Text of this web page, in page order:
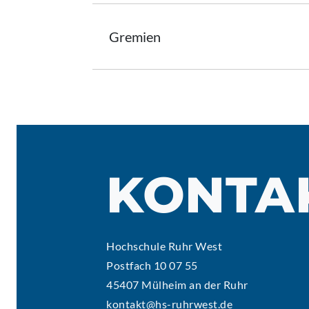
Gremien
Hochschule Ruhr West
Postfach 10 07 55
45407 Mülheim an der Ruhr
kontakt@hs-ruhrwest.de